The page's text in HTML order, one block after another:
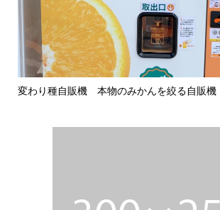
変わり種自販機 本物のみかんを絞る自販機